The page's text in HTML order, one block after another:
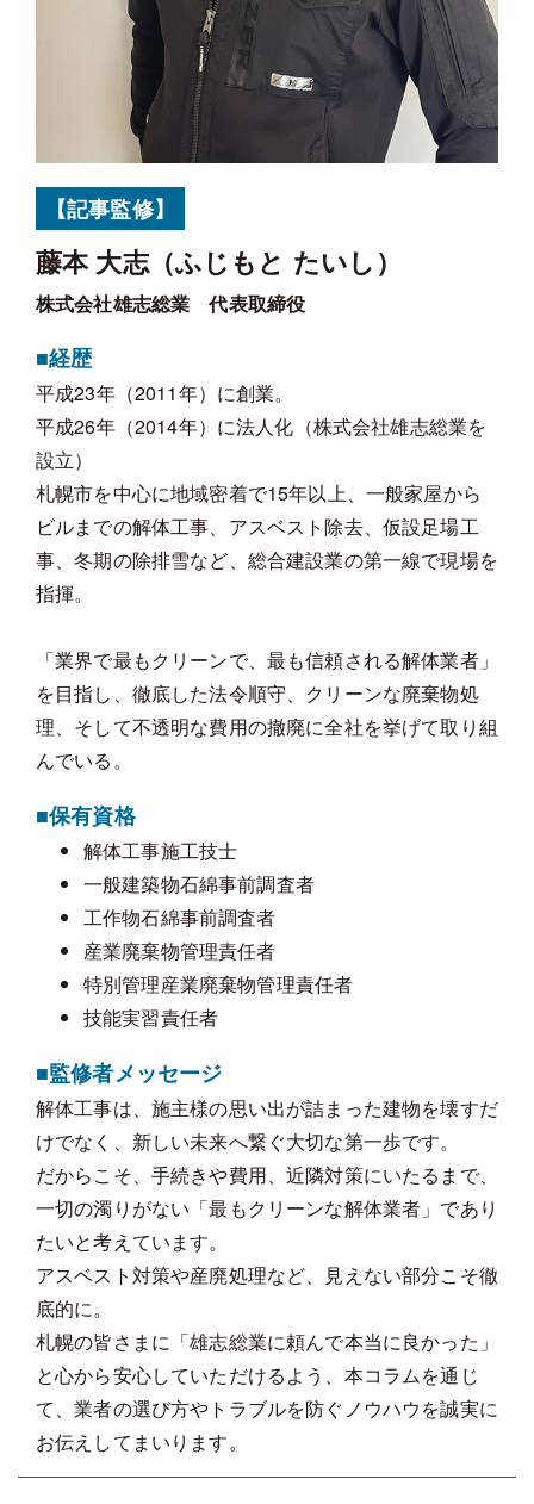
【記事監修】
藤本 大志（ふじもと たいし）
株式会社雄志総業 代表取締役
■経歴
平成23年（2011年）に創業。
平成26年（2014年）に法人化（株式会社雄志総業を
設立）
札幌市を中心に地域密着で15年以上、一般家屋から
ビルまでの解体工事、アスベスト除去、仮設足場工
事、冬期の除排雪など、総合建設業の第一線で現場を
指揮。
「業界で最もクリーンで、最も信頼される解体業者」
を目指し、徹底した法令順守、クリーンな廃棄物処
理、そして不透明な費用の撤廃に全社を挙げて取り組
んでいる。
■保有資格
解体工事施工技士
一般建築物石綿事前調査者
工作物石綿事前調査者
産業廃棄物管理責任者
特別管理産業廃棄物管理責任者
技能実習責任者
■監修者メッセージ
解体工事は、施主様の思い出が詰まった建物を壊すだ
けでなく、新しい未来へ繋ぐ大切な第一歩です。
だからこそ、手続きや費用、近隣対策にいたるまで、
一切の濁りがない「最もクリーンな解体業者」であり
たいと考えています。
アスベスト対策や産廃処理など、見えない部分こそ徹
底的に。
札幌の皆さまに「雄志総業に頼んで本当に良かった」
と心から安心していただけるよう、本コラムを通じ
て、業者の選び方やトラブルを防ぐノウハウを誠実に
お伝えしてまいります。